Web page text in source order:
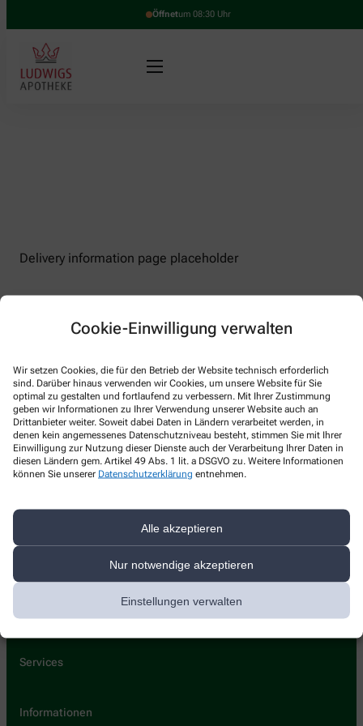
Cookie-Einwilligung verwalten
Wir setzen Cookies, die für den Betrieb der Website technisch erforderlich
sind. Darüber hinaus verwenden wir Cookies, um unsere Website für Sie
optimal zu gestalten und fortlaufend zu verbessern. Mit Ihrer Zustimmung
geben wir Informationen zu Ihrer Verwendung unserer Website auch an
Drittanbieter weiter. Soweit dabei Daten in Ländern verarbeitet werden, in
denen kein angemessenes Datenschutzniveau besteht, stimmen Sie mit Ihrer
Einwilligung zur Nutzung dieser Dienste auch der Verarbeitung Ihrer Daten in
diesen Ländern gem. Artikel 49 Abs. 1 lit. a DSGVO zu. Weitere Informationen
können Sie unserer Datenschutzerklärung entnehmen.
Alle akzeptieren
Nur notwendige akzeptieren
Einstellungen verwalten
Öffnetum 08:30 Uhr
Delivery information page placeholder
Kontakt
Ludwigs Apotheke
Achdorfer Weg 5,84036 Landshut
+49-87196589772
Services
Informationen